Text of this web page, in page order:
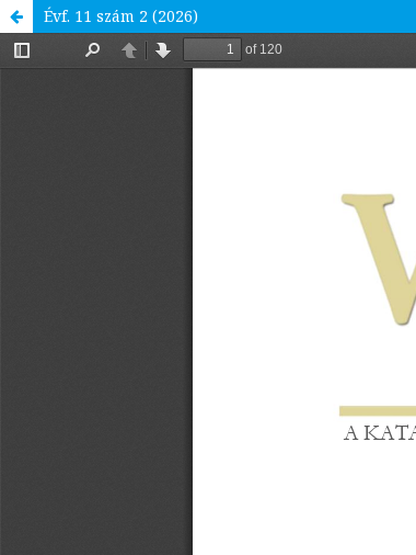
Évf. 11 szám 2 (2026)